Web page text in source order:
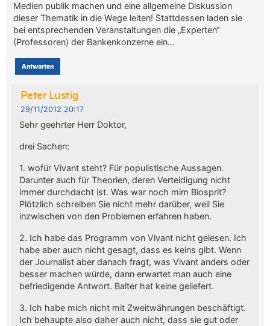
Medien publik machen und eine allgemeine Diskussion
dieser Thematik in die Wege leiten! Stattdessen laden sie
bei entsprechenden Veranstaltungen die „Experten“
(Professoren) der Bankenkonzerne ein…
Antworten
Peter Lustig
29/11/2012 20:17
Sehr geehrter Herr Doktor,
drei Sachen:
1. wofür Vivant steht? Für populistische Aussagen.
Darunter auch für Theorien, deren Verteidigung nicht
immer durchdacht ist. Was war noch mim Biosprit?
Plötzlich schreiben Sie nicht mehr darüber, weil Sie
inzwischen von den Problemen erfahren haben.
2. Ich habe das Programm von Vivant nicht gelesen. Ich
habe aber auch nicht gesagt, dass es keins gibt. Wenn
der Journalist aber danach fragt, was Vivant anders oder
besser machen würde, dann erwartet man auch eine
befriedigende Antwort. Balter hat keine geliefert.
3. Ich habe mich nicht mit Zweitwährungen beschäftigt.
Ich behaupte also daher auch nicht, dass sie gut oder